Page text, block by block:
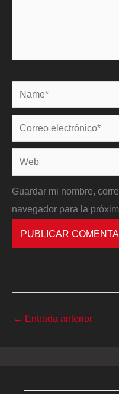
Name*
Correo
electrónico*
Web
Guardar mi nombre,
navegador para la
← Entrada anterior